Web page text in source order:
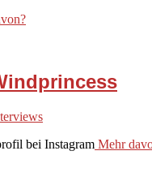
bei Instagram Mehr